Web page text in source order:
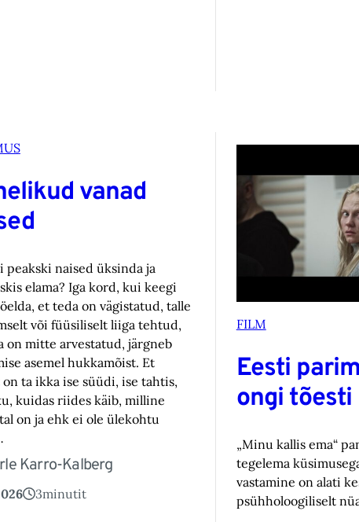
vanad
peakski naised üksinda ja
elama? Iga kord, kui keegi
et teda on vägistatud, talle
või füüsiliselt liiga tehtud,
on mitte arvestatud, järgneb
asemel hukkamõist. Et
ta ikka ise süüdi, ise tahtis,
kuidas riides käib, milline
on ja ehk ei ole ülekohtu
Karro-Kalberg
3minutit
FILM
Eesti
ongi tõesti
„Minu kallis ema“
tegelema
vastamine on alati
psühholoogiliselt